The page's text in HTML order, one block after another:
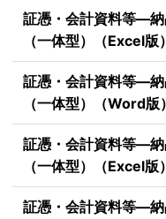
証憑・会計資料等―
（一体型）（Excel版）
証憑・会計資料等―
（一体型）（Word版）
証憑・会計資料等―
（一体型）（Excel版）
証憑・会計資料等―